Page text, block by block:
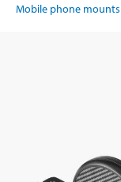
Mobile phone mounts